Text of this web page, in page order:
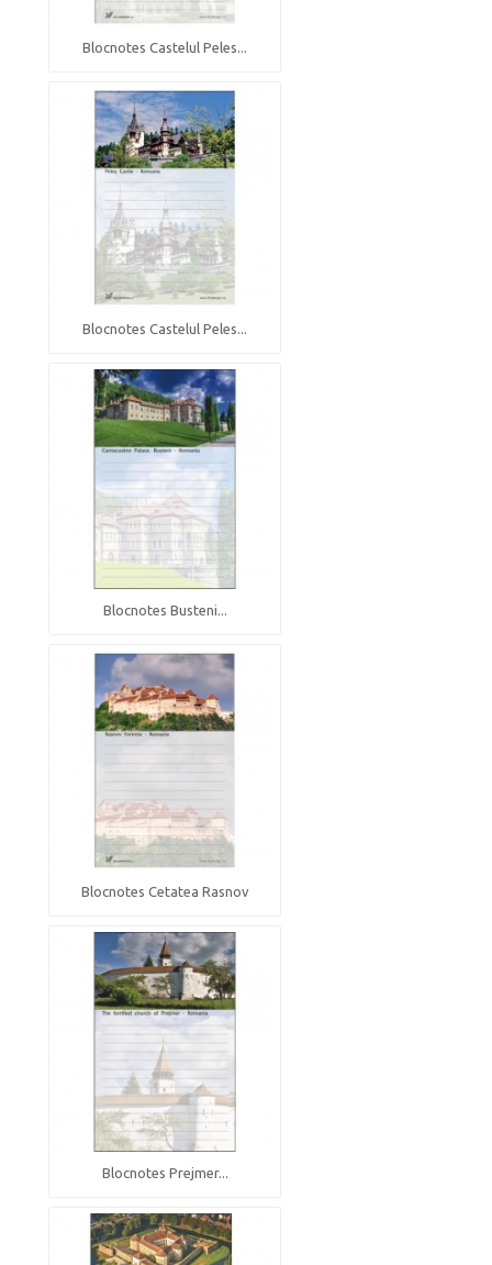
Blocnotes Castelul Peles...
Blocnotes Castelul Peles...
Blocnotes Busteni...
Blocnotes Cetatea Rasnov
Blocnotes Prejmer...